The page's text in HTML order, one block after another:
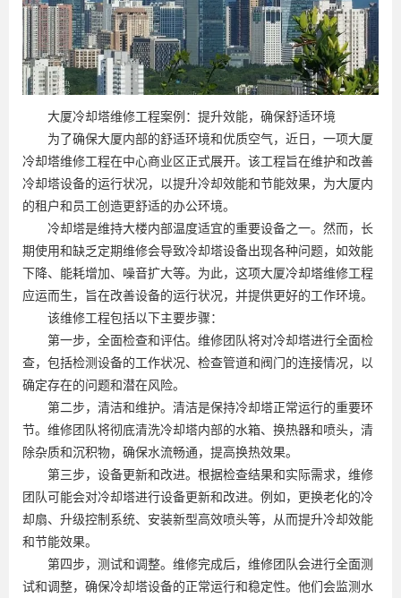
大厦冷却塔维修工程案例：提升效能，确保舒适环境
为了确保大厦内部的舒适环境和优质空气，近日，一项大厦
冷却塔维修工程在中心商业区正式展开。该工程旨在维护和改善
冷却塔设备的运行状况，以提升冷却效能和节能效果，为大厦内
的租户和员工创造更舒适的办公环境。
冷却塔是维持大楼内部温度适宜的重要设备之一。然而，长
期使用和缺乏定期维修会导致冷却塔设备出现各种问题，如效能
下降、能耗增加、噪音扩大等。为此，这项大厦冷却塔维修工程
应运而生，旨在改善设备的运行状况，并提供更好的工作环境。
该维修工程包括以下主要步骤：
第一步，全面检查和评估。维修团队将对冷却塔进行全面检
查，包括检测设备的工作状况、检查管道和阀门的连接情况，以
确定存在的问题和潜在风险。
第二步，清洁和维护。清洁是保持冷却塔正常运行的重要环
节。维修团队将彻底清洗冷却塔内部的水箱、换热器和喷头，清
除杂质和沉积物，确保水流畅通，提高换热效果。
第三步，设备更新和改进。根据检查结果和实际需求，维修
团队可能会对冷却塔进行设备更新和改进。例如，更换老化的冷
却扇、升级控制系统、安装新型高效喷头等，从而提升冷却效能
和节能效果。
第四步，测试和调整。维修完成后，维修团队会进行全面测
试和调整，确保冷却塔设备的正常运行和稳定性。他们会监测水